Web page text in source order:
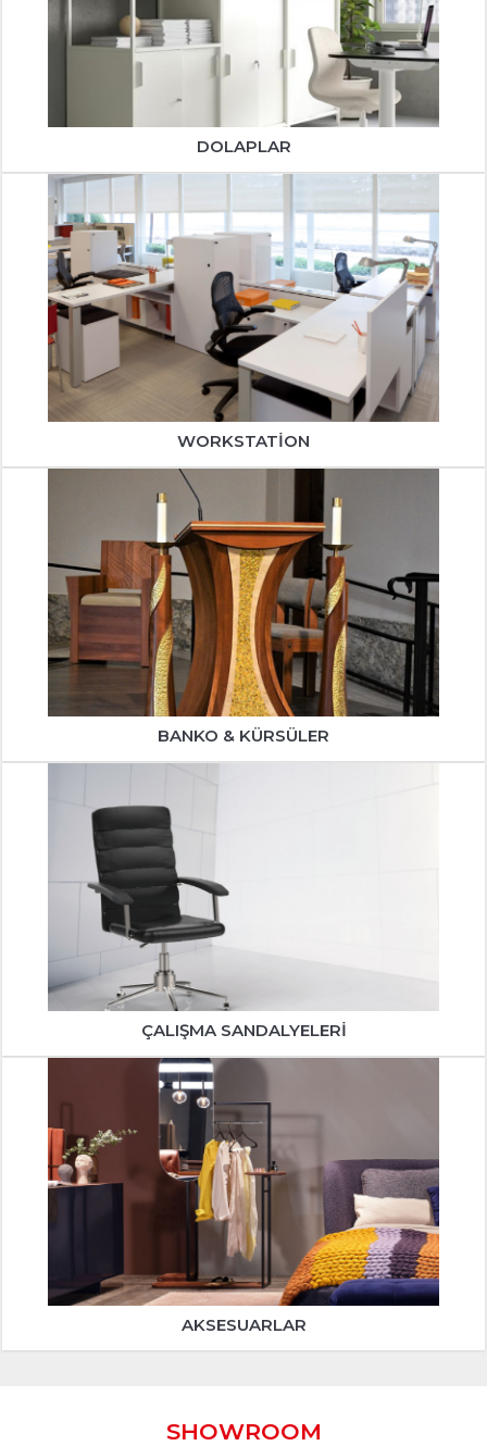
DOLAPLAR
WORKSTATION
BANKO & KÜRSÜLER
ÇALIŞMA SANDALYELERI
AKSESUARLAR
SHOWROOM